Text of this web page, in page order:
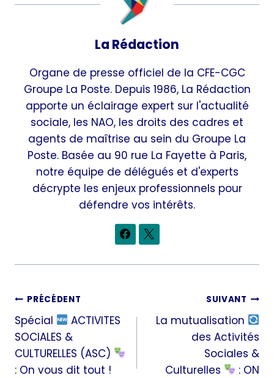
La Rédaction
Organe de presse officiel de la CFE-CGC
Groupe La Poste. Depuis 1986, La Rédaction
apporte un éclairage expert sur l'actualité
sociale, les NAO, les droits des cadres et
agents de maîtrise au sein du Groupe La
Poste. Basée au 90 rue La Fayette à Paris,
notre équipe de délégués et d'experts
décrypte les enjeux professionnels pour
défendre vos intérêts.
Navigation
de
l’article
PRÉCÉDENT
Spécial
ACTIVITES
SOCIALES &
CULTURELLES (ASC)
: On vous dit tout !
SUIVANT
La mutualisation
des Activités
Sociales &
Culturelles
: ON